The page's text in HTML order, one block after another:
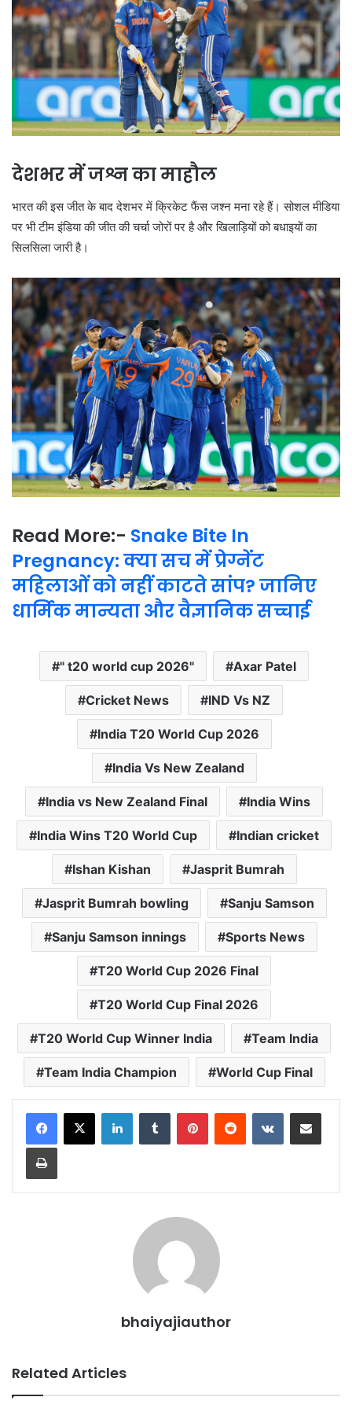
देशभर में जश्न का माहौल
भारत की इस जीत के बाद देशभर में क्रिकेट फैंस जश्न मना रहे हैं। सोशल मीडिया
पर भी टीम इंडिया की जीत की चर्चा जोरों पर है और खिलाड़ियों को बधाइयों का
सिलसिला जारी है।
Read More:- Snake Bite In
Pregnancy: क्या सच में प्रेग्नेंट
महिलाओं को नहीं काटते सांप? जानिए
धार्मिक मान्यता और वैज्ञानिक सच्चाई
" t20 world cup 2026" Axar Patel
Cricket News IND Vs NZ
India T20 World Cup 2026
India Vs New Zealand
India vs New Zealand Final India Wins
India Wins T20 World Cup Indian cricket
Ishan Kishan Jasprit Bumrah
Jasprit Bumrah bowling Sanju Samson
Sanju Samson innings Sports News
T20 World Cup 2026 Final
T20 World Cup Final 2026
T20 World Cup Winner India Team India
Team India Champion World Cup Final
LinkedInTumblr PinterestReddit VKontakteShare via Email
Print
bhaiyajiauthor
Related Articles